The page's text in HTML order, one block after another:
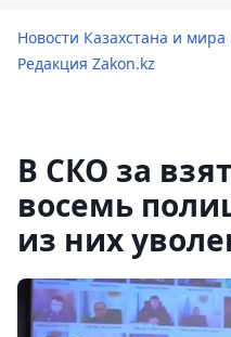
Новости Казахстана и мира
Редакция Zakon.kz
В СКО за
восемь
из них